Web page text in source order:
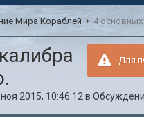
Мира Кораблей 4
Для
2015, 10:46:12 в